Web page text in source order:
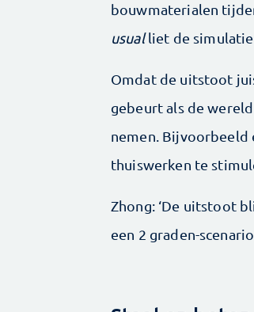
bouwmaterialen
usualliet de simulatie
Omdat de uitstoot
gebeurt als de
nemen.
thuiswerken te
Zhong: ‘De uitstoot
een 2 graden-